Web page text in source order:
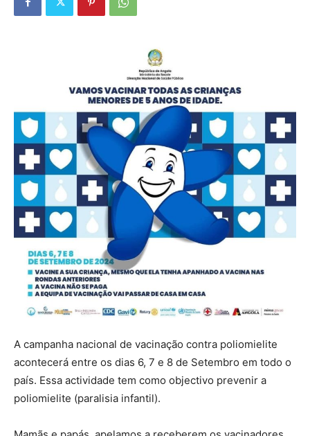
A campanha nacional de vacinação contra poliomielite
acontecerá entre os dias 6, 7 e 8 de Setembro em todo o
país. Essa actividade tem como objectivo prevenir a
poliomielite (paralisia infantil).